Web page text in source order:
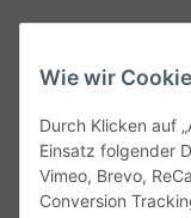
Wie wir
Durch Klicken auf
Einsatz folgender
Vimeo, Brevo,
Conversion
Service
Gesetzliche